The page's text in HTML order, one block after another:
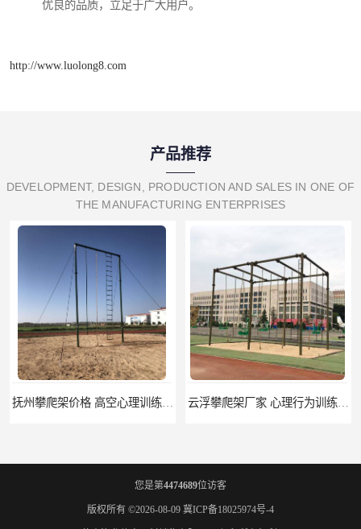
优良的品质，立足于广大用户。
http://www.luolong8.com
产品推荐
DEVELOPMENT, DESIGN, PRODUCTION AND SALES IN ONE OF
THE MANUFACTURING ENTERPRISES
您是第4474689位访客
版权所有 ©2026-08-09 冀ICP备18025974号-4